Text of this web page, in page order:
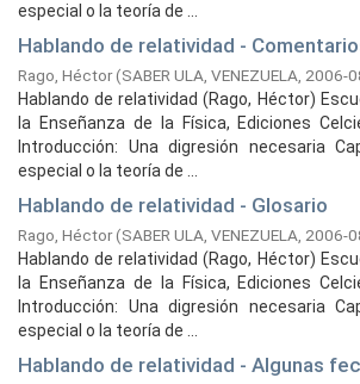
especial o la teoría de ...
Hablando de relatividad -
Rago, Héctor(SABER ULA, VENEZUELA, 2006-
Hablando de relatividad (Rago, Héctor)
la Enseñanza de la Física, Ediciones
Introducción: Una digresión necesaria
especial o la teoría de ...
Hablando de relatividad - Glosario
Rago, Héctor(SABER ULA, VENEZUELA, 2006-
Hablando de relatividad (Rago, Héctor)
la Enseñanza de la Física, Ediciones
Introducción: Una digresión necesaria
especial o la teoría de ...
Hablando de relatividad - Algunas